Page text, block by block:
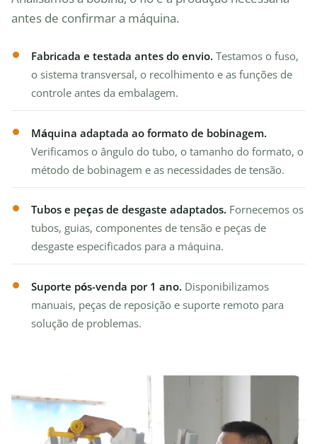
antes de confirmar a máquina.
Fabricada e testada antes do envio. Testamos o fuso,
o sistema transversal, o recolhimento e as funções de
controle antes da embalagem.
Máquina adaptada ao formato de bobinagem.
Verificamos o ângulo do tubo, o tamanho do formato, o
método de bobinagem e as necessidades de tensão.
Tubos e peças de desgaste adaptados. Fornecemos os
tubos, guias, componentes de tensão e peças de
desgaste especificados para a máquina.
Suporte pós-venda por 1 ano. Disponibilizamos
manuais, peças de reposição e suporte remoto para
solução de problemas.